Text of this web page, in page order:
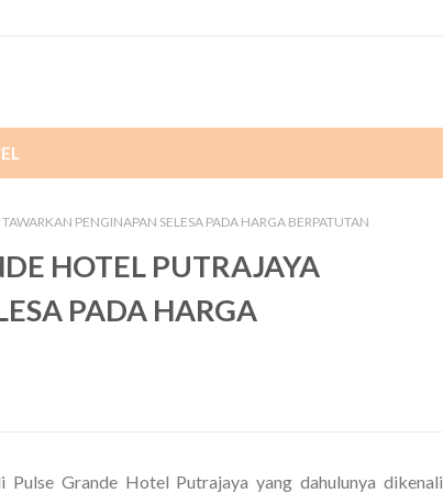
PENGINAPAN SELESA PADA HARGA BERPATUTAN
HOTEL PUTRAJAYA
PADA HARGA
Grande Hotel Putrajaya yang dahulunya dikenali